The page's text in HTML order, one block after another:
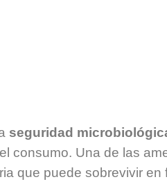
seguridad
consumo. Una de las
que puede sobrevivir en